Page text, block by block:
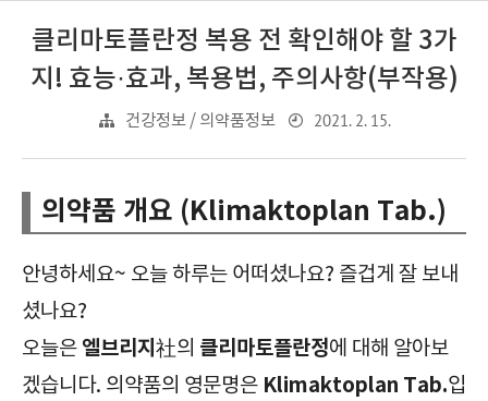
클리마토플란정 복용 전 확인해야 할 3가
지! 효능·효과, 복용법, 주의사항(부작용)
건강정보 / 의약품정보 2021. 2. 15.
의약품 개요 (Klimaktoplan Tab.)
안녕하세요~ 오늘 하루는 어떠셨나요? 즐겁게 잘 보내
셨나요?
오늘은 엘브리지 社의 클리마토플란정에 대해 알아보
겠습니다. 의약품의 영문명은 Klimaktoplan Tab.입